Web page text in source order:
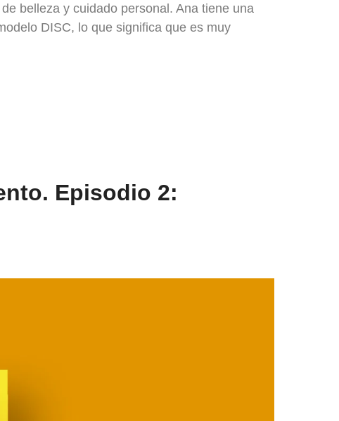
belleza y cuidado personal. Ana tiene una
DISC, lo que significa que es muy
Episodio 2: